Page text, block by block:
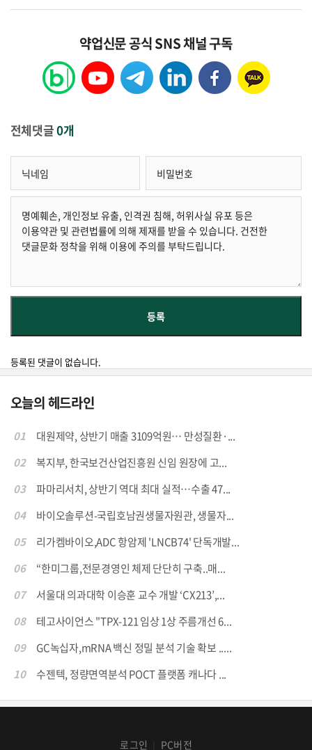
약업신문 공식 SNS 채널 구독
전체댓글0개
등록된 댓글이 없습니다.
오늘의 헤드라인
01
대원제약, 상반기 매출 3109억원… 만성질환·...
02
복지부, 한국보건산업진흥원 신임 원장에 고...
03
파마리서치, 상반기 역대 최대 실적…수출 47...
04
바이오솔루션-국립호남권생물자원관, 생물자...
05
리가켐바이오,ADC 항암제 'LNCB74' 단독개발...
06
“한미그룹,전문경영인 체제 단단히 구축..매...
07
서울대 의과대학 이승훈 교수 개발 ‘CX213’,...
08
테고사이언스 "TPX-121 임상 1상 주름개선 6...
09
GC녹십자,mRNA 백신 정밀 분석 기술 확보 .....
10
수젠텍, 정량면역분석 POCT 플랫폼 캐나다 ...
로그인 PC버전